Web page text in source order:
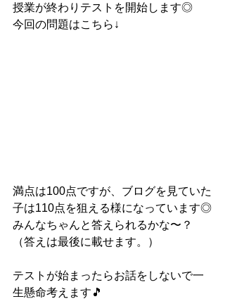
授業が終わりテストを開始します◎
今回の問題はこちら↓
満点は100点ですが、ブログを見ていた
子は110点を狙える様になっています◎
みんなちゃんと答えられるかな〜？
（答えは最後に載せます。）
テストが始まったらお話をしないで一
生懸命考えます🎵